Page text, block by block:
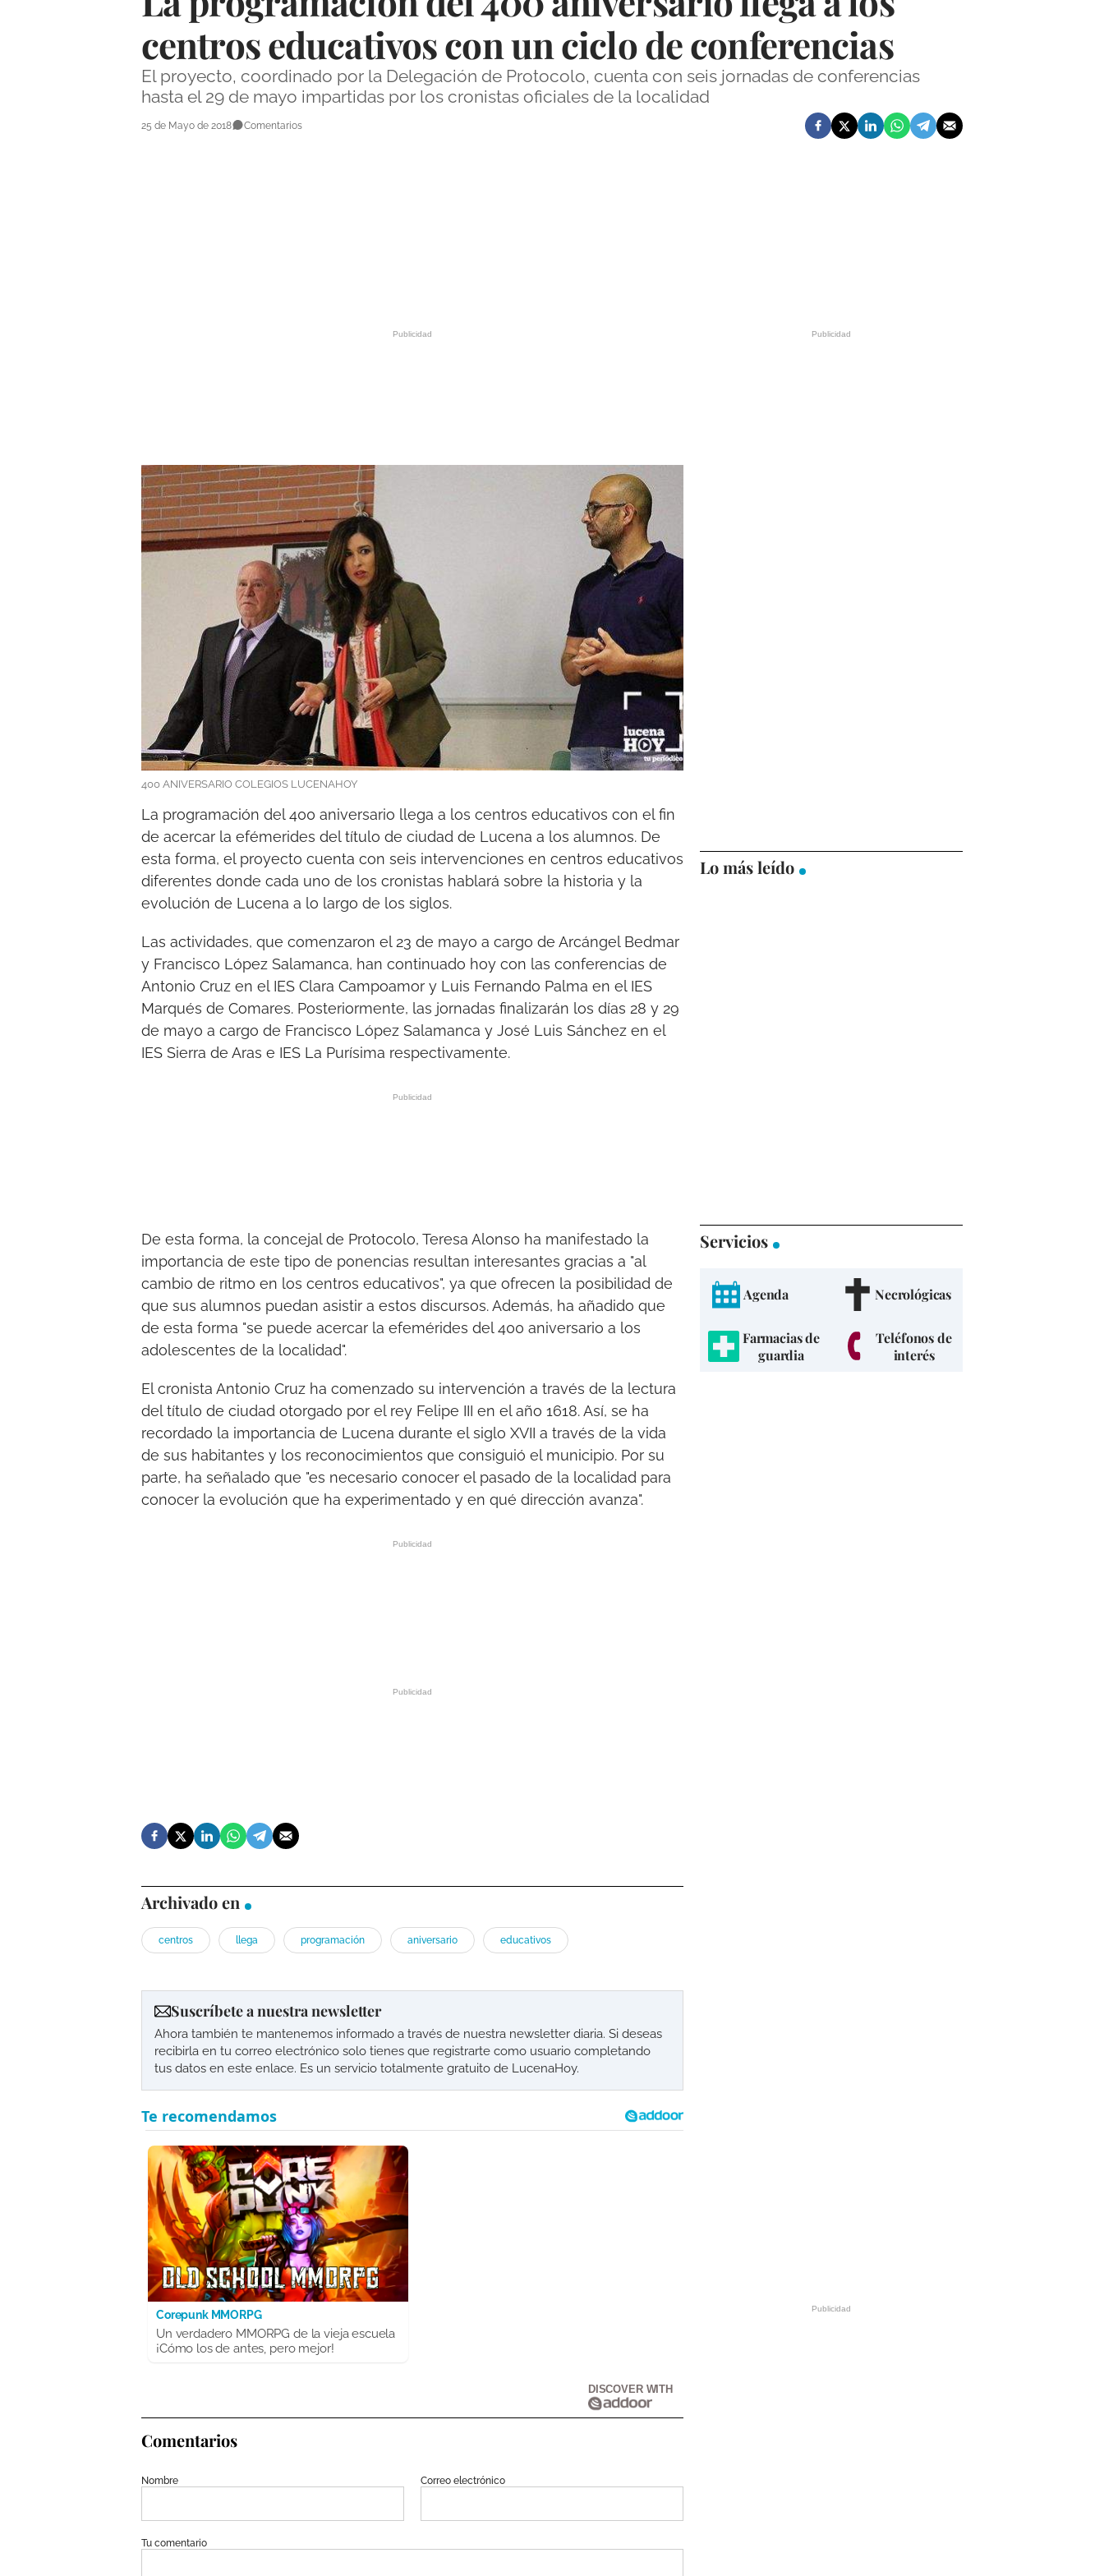
centros educativos con un ciclo de conferencias
El proyecto, coordinado por la Delegación de Protocolo, cuenta con seis jornadas de conferencias
hasta el 29 de mayo impartidas por los cronistas oficiales de la localidad
25 de Mayo de 2018 Comentarios
400 ANIVERSARIO COLEGIOS LUCENAHOY
La programación del 400 aniversario llega a los centros educativos con el fin
de acercar la efémerides del título de ciudad de Lucena a los alumnos. De
esta forma, el proyecto cuenta con seis intervenciones en centros educativos
diferentes donde cada uno de los cronistas hablará sobre la historia y la
evolución de Lucena a lo largo de los siglos.
Las actividades, que comenzaron el 23 de mayo a cargo de Arcángel Bedmar
y Francisco López Salamanca, han continuado hoy con las conferencias de
Antonio Cruz en el IES Clara Campoamor y Luis Fernando Palma en el IES
Marqués de Comares. Posteriormente, las jornadas finalizarán los días 28 y 29
de mayo a cargo de Francisco López Salamanca y José Luis Sánchez en el
IES Sierra de Aras e IES La Purísima respectivamente.
De esta forma, la concejal de Protocolo, Teresa Alonso ha manifestado la
importancia de este tipo de ponencias resultan interesantes gracias a "al
cambio de ritmo en los centros educativos", ya que ofrecen la posibilidad de
que sus alumnos puedan asistir a estos discursos. Además, ha añadido que
de esta forma "se puede acercar la efemérides del 400 aniversario a los
adolescentes de la localidad".
El cronista Antonio Cruz ha comenzado su intervención a través de la lectura
del título de ciudad otorgado por el rey Felipe III en el año 1618. Así, se ha
recordado la importancia de Lucena durante el siglo XVII a través de la vida
de sus habitantes y los reconocimientos que consiguió el municipio. Por su
parte, ha señalado que "es necesario conocer el pasado de la localidad para
conocer la evolución que ha experimentado y en qué dirección avanza".
Archivado en
centros llega programación aniversario educativos
Suscríbete a nuestra newsletter
Ahora también te mantenemos informado a través de nuestra newsletter diaria. Si deseas
recibirla en tu correo electrónico solo tienes que registrarte como usuario completando
tus datos en este enlace. Es un servicio totalmente gratuito de LucenaHoy.
Corepunk MMORPG
Un verdadero MMORPG de la vieja escuela
¡Cómo los de antes, pero mejor!
DISCOVER WITH
Comentarios
Nombre Correo electrónico
Tu comentario
Lo más leído
Servicios
Agenda Necrológicas
Farmacias de
guardia
Teléfonos de
interés